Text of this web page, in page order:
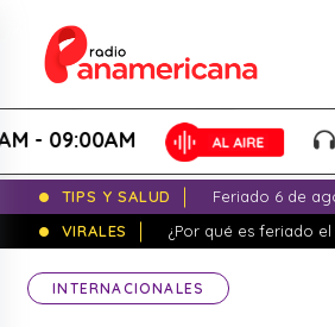
TIPS Y SALUD
Feriado 6 de
VIRALES
¿Por qué es feriado
INTERNACIONALES